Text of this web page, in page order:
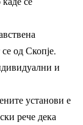
од Скопје.
и
установи е
рече дека